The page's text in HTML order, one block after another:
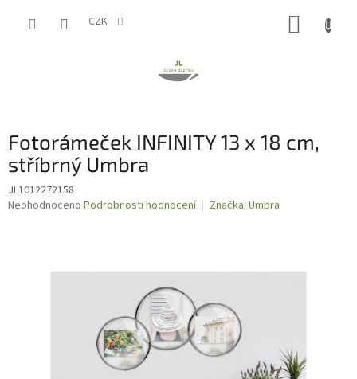
CZK
Fotorámeček INFINITY 13 x 18 cm,
stříbrný Umbra
JL1012272158
Průměrné
Neohodnoceno Podrobnosti hodnocení Značka: Umbra